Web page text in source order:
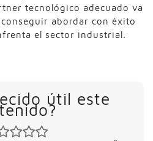
tecnológico adecuado va
abordar con éxito
el sector industrial.
útil este